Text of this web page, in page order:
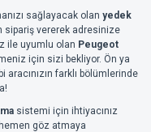
sağlayacak olan yedek
sipariş vererek adresinize
ile uyumlu olan Peugeot
için sizi bekliyor. Ön ya
aracınızın farklı bölümlerinde
sistemi için ihtiyacınız
göz atmaya